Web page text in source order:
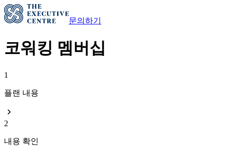
문의하기
코워킹 멤버십
1
플랜 내용
2
내용 확인